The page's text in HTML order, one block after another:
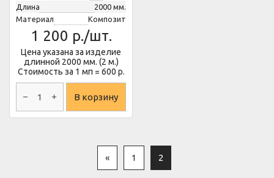
Длина
2000 мм.
Материал
Композит
1 200 р./шт.
Цена указана за изделие
длинной 2000 мм. (2 м.)
Стоимость за 1 мп = 600 р.
В корзину
« 1 2